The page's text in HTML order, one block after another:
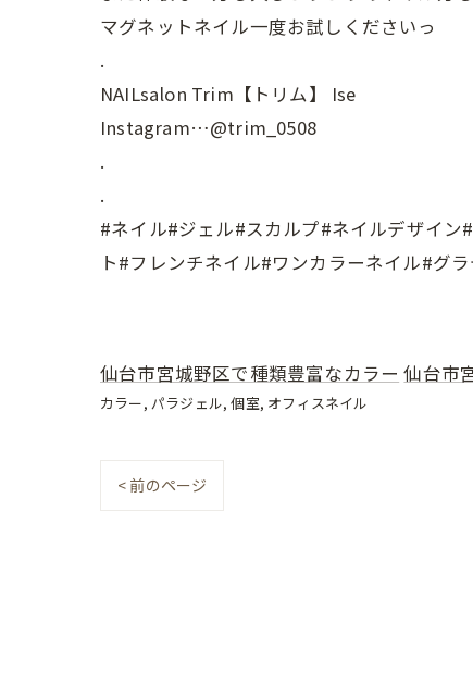
マグネットネイル一度お試しくださいっ
.
NAILsalon Trim【トリム】 Ise
Instagram…@trim_0508
.
.
#ネイル#ジェル#スカルプ#ネイルデザイ
ト#フレンチネイル#ワンカラーネイル#グ
仙台市宮城野区で種類豊富なカラー 仙台市
カラー パラジェル 個室 オフィスネイル
< 前のページ